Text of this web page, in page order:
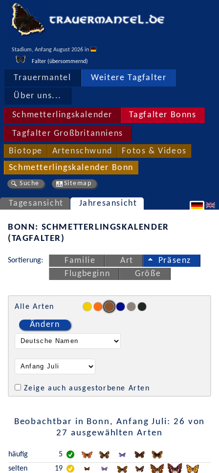
Stadium, Anfang August 2026 in
Falter (übersommernd)
Trauermantel Weitere Tagfalter
Über uns...
Schmetterlingskalender Tagfalter Bonns
Tagfalter Großbritanniens
Biotope Artenschwund Fotos & Videos
Schmetterlingskalender Bonn
Suche Sitemap
Tagesansicht Jahresansicht
BONN: SCHMETTERLINGSKALENDER
(TAGFALTER)
Sortierung: Familie Art
Präsenz
Flugbeginn
Größe
Alle Arten
Ändern
Zeige auch ausgestorbene Arten
Beobachtbar in Bonn, Anfang Juli: 26 von
27 ausgewählten Arten
häufig
5
selten
19